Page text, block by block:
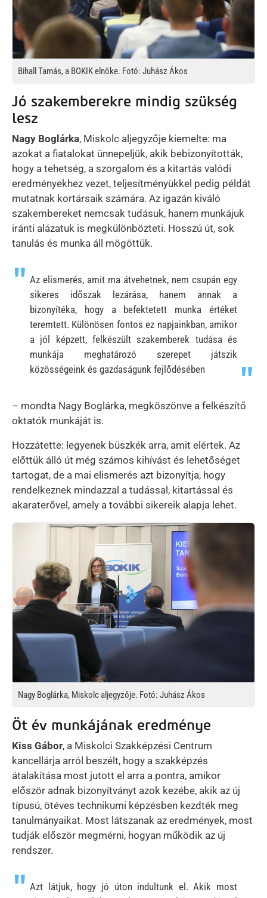
Bihall Tamás, a BOKIK elnöke. Fotó: Juhász Ákos
Jó szakemberekre mindig szükség
lesz
Nagy Boglárka, Miskolc aljegyzője kiemelte: ma
azokat a fiatalokat ünnepeljük, akik bebizonyították,
hogy a tehetség, a szorgalom és a kitartás valódi
eredményekhez vezet, teljesítményükkel pedig példát
mutatnak kortársaik számára. Az igazán kiváló
szakembereket nemcsak tudásuk, hanem munkájuk
iránti alázatuk is megkülönbözteti. Hosszú út, sok
tanulás és munka áll mögöttük.
Az elismerés, amit ma átvehetnek, nem csupán egy
sikeres időszak lezárása, hanem annak a
bizonyítéka, hogy a befektetett munka értéket
teremtett. Különösen fontos ez napjainkban, amikor
a jól képzett, felkészült szakemberek tudása és
munkája meghatározó szerepet játszik
közösségeink és gazdaságunk fejlődésében
– mondta Nagy Boglárka, megköszönve a felkészítő
oktatók munkáját is.
Hozzátette: legyenek büszkék arra, amit elértek. Az
előttük álló út még számos kihívást és lehetőséget
tartogat, de a mai elismerés azt bizonyítja, hogy
rendelkeznek mindazzal a tudással, kitartással és
akaraterővel, amely a további sikereik alapja lehet.
Kép
Nagy Boglárka, Miskolc aljegyzője. Fotó: Juhász Ákos
Öt év munkájának eredménye
Kiss Gábor, a Miskolci Szakképzési Centrum
kancellárja arról beszélt, hogy a szakképzés
átalakítása most jutott el arra a pontra, amikor
először adnak bizonyítványt azok kezébe, akik az új
típusú, ötéves technikumi képzésben kezdték meg
tanulmányaikat. Most látszanak az eredmények, most
tudják először megmérni, hogyan működik az új
rendszer.
Azt látjuk, hogy jó úton indultunk el. Akik most